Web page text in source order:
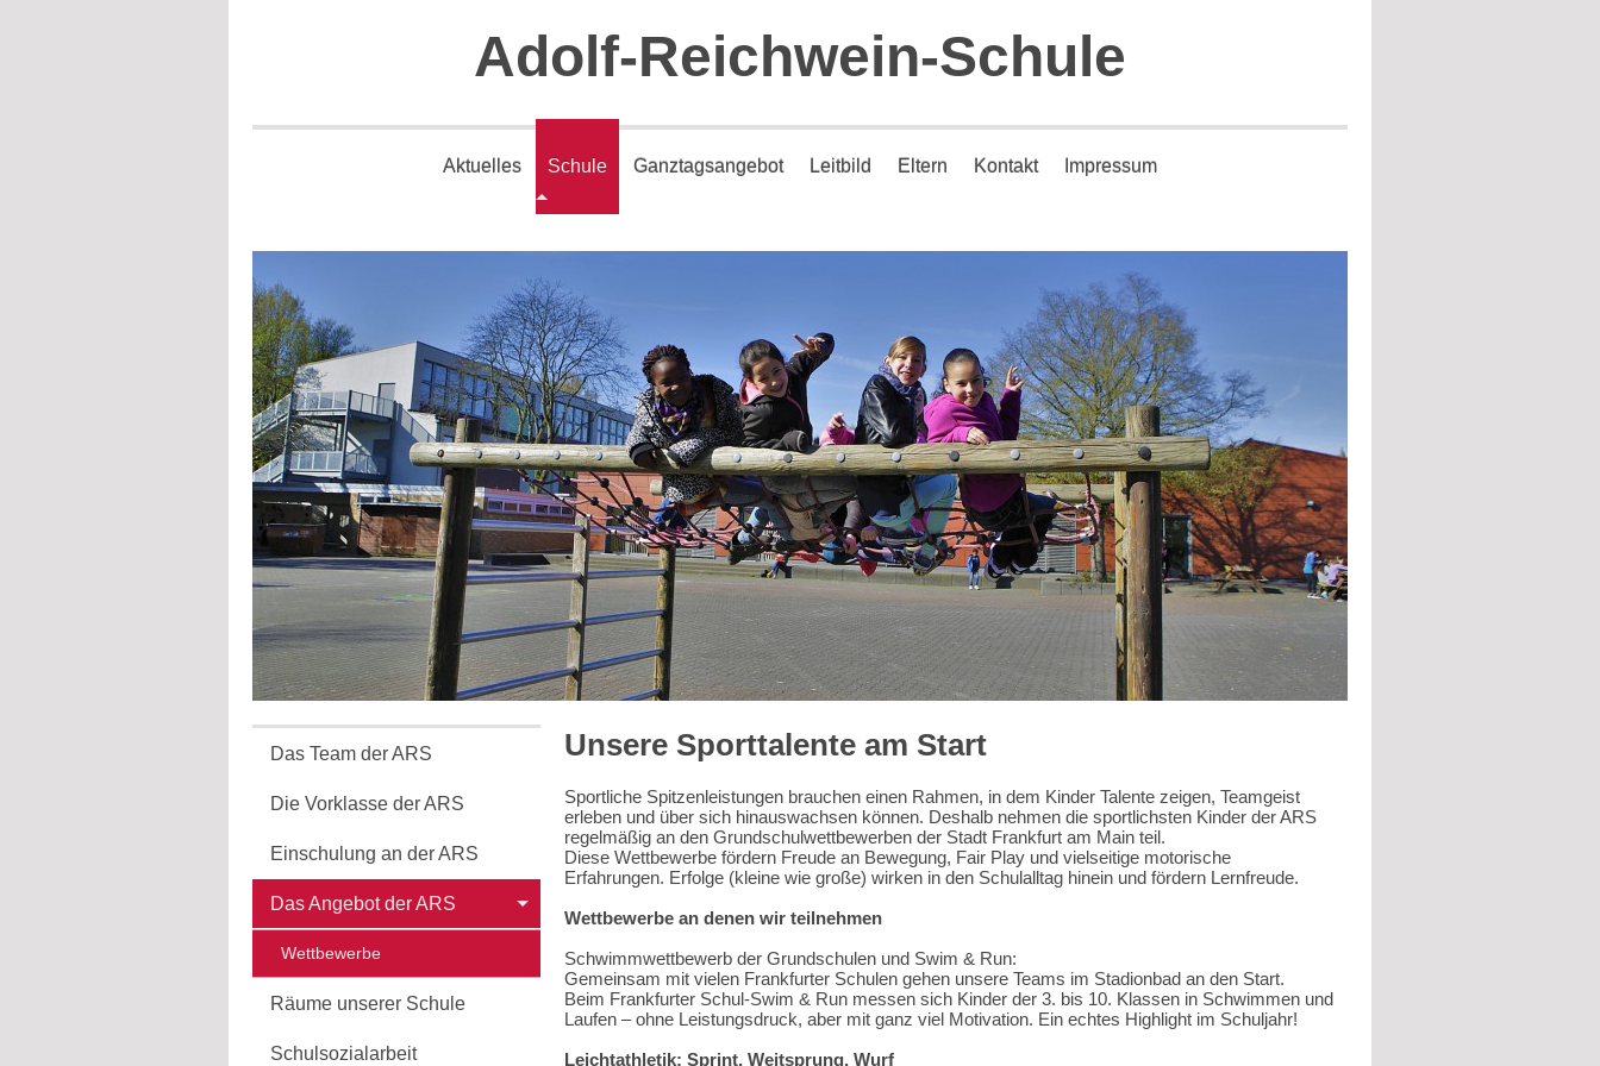
Adolf-Reichwein-Schule
Aktuelles Schule Ganztagsangebot Leitbild Eltern Kontakt Impressum
Unsere Sporttalente am Start
Sportliche Spitzenleistungen brauchen einen Rahmen, in dem Kinder Talente zeigen, Teamgeist
erleben und über sich hinauswachsen können. Deshalb nehmen die sportlichsten Kinder der ARS
regelmäßig an den Grundschulwettbewerben der Stadt Frankfurt am Main teil.
Diese Wettbewerbe fördern Freude an Bewegung, Fair Play und vielseitige motorische
Erfahrungen. Erfolge (kleine wie große) wirken in den Schulalltag hinein und fördern Lernfreude.
Wettbewerbe an denen wir teilnehmen
Schwimmwettbewerb der Grundschulen und Swim & Run:
Gemeinsam mit vielen Frankfurter Schulen gehen unsere Teams im Stadionbad an den Start.
Beim Frankfurter Schul-Swim & Run messen sich Kinder der3. bis 10. Klassen in Schwimmen und
Laufen – ohne Leistungsdruck, aber mit ganz viel Motivation. Ein echtes Highlight im Schuljahr!
Leichtathletik: Sprint, Weitsprung, Wurf
Das Team der ARS
Die Vorklasse der ARS
Einschulung an der ARS
Das Angebot der ARS
Wettbewerbe
Räume unserer Schule
Schulsozialarbeit